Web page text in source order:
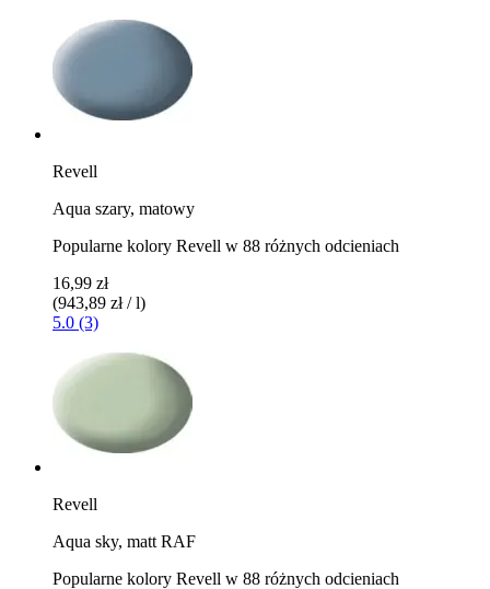
Revell
Aqua szary, matowy
Popularne kolory Revell w 88 różnych odcieniach
16,99 zł
(943,89 zł / l)
5.0 (3)
Revell
Aqua sky, matt RAF
Popularne kolory Revell w 88 różnych odcieniach